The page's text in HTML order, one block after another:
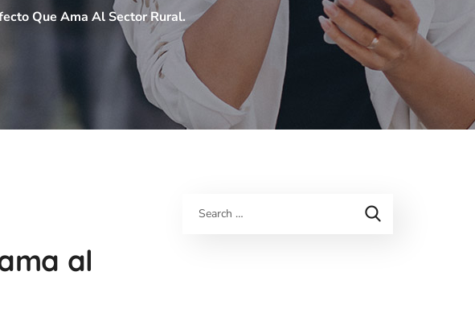
Que Ama Al Sector Rural.
al